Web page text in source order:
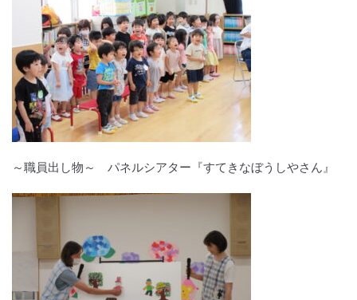
～職員出し物～ パネルシアター『すてきなぼうしやさん』